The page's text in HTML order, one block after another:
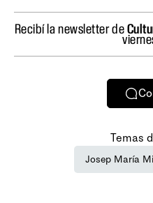
Recibí la newsletter de
Temas
Josep María